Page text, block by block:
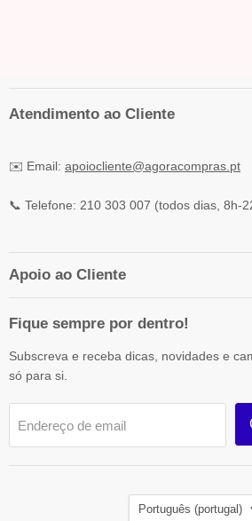
Atendimento ao Cliente
✉️ Email: apoiocliente@agoracompras.pt
📞 Telefone: 210 303 007 (todos dias, 8h-
Apoio ao Cliente
Fique sempre por dentro!
Subscreva e receba dicas, novidades e
só para si.
Endereço de email
Idioma
Português (portugal)